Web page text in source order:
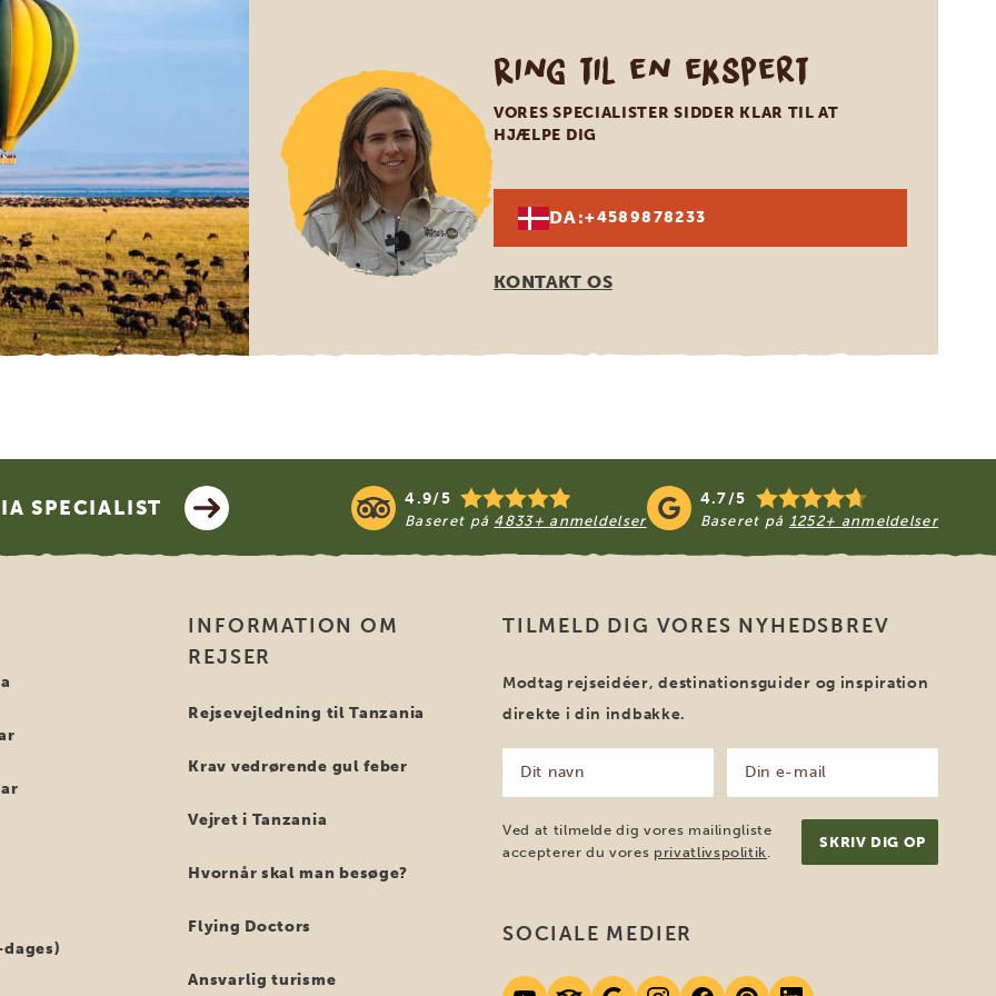
Ring til en ekspert
VORES SPECIALISTER SIDDER KLAR TIL AT
HJÆLPE DIG
DA:+4589878233
KONTAKT OS
SPECIALIST 4.9/5
Baseret på 4833+ anmeldelser
4.7/5
Baseret på 1252+ anmeldelser
INFORMATION OM
REJSER
Rejsevejledning til Tanzania
Krav vedrørende gul feber
Vejret i Tanzania
Hvornår skal man besøge?
Flying Doctors
Ansvarlig turisme
TILMELD DIG VORES NYHEDSBREV
Modtag rejseidéer, destinationsguider og inspiration
direkte i din indbakke.
navn
(Påkrævet)
mail
(Påkrævet)
Ved at tilmelde dig vores mailingliste
accepterer du vores privatlivspolitik.
SOCIALE MEDIER